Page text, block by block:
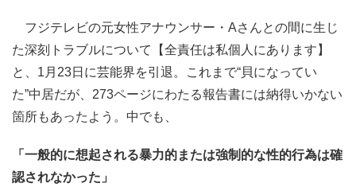
フジテレビの元女性アナウンサー・Aさんとの間に生じ
た深刻トラブルについて【全責任は私個人にあります】
と、1月23日に芸能界を引退。これまで“貝になってい
た”中居だが、273ページにわたる報告書には納得いかない
箇所もあったよう。中でも、
「一般的に想起される暴力的または強制的な性的行為は確
認されなかった」